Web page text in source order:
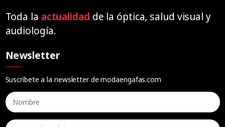
Toda la actualidad de la óptica, salud visual y
audiología.
Newsletter
Suscríbete a la newsletter de modaengafas.com